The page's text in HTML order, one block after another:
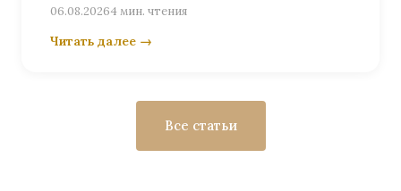
06.08.20264 мин. чтения
Читать далее →
Все статьи